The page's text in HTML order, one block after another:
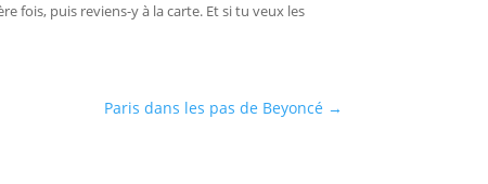
fois, puis reviens-y à la carte. Et si tu veux les
Paris dans les pas de Beyoncé →